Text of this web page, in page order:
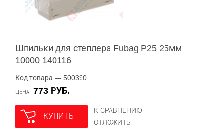
Шпильки для степлера Fubag P25 25мм
10000 140116
Код товара — 500390
ЦЕНА 773 РУБ.
КУПИТЬ
К СРАВНЕНИЮ
ОТЛОЖИТЬ